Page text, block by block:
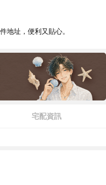
地址，便利又貼心。
宅配資訊